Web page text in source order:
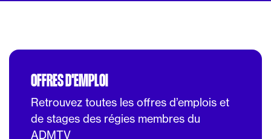
OFFRES D'EMPLOI
Retrouvez toutes les offres d’emplois et
de stages des régies membres du
ADMTV